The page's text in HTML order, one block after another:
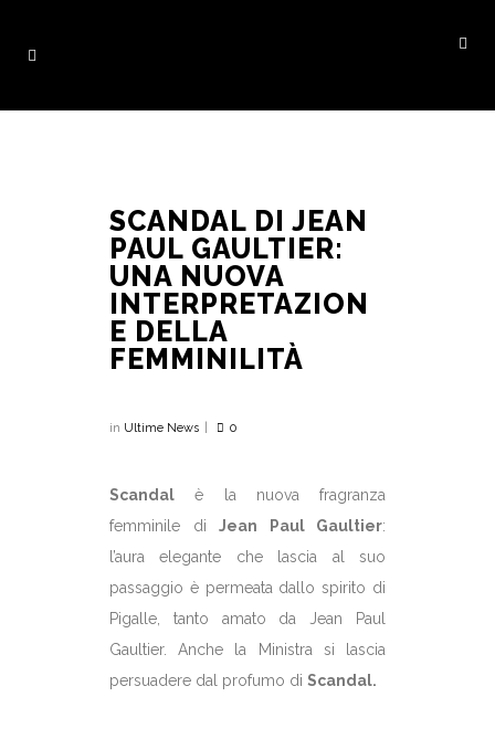
SCANDAL DI JEAN
PAUL GAULTIER:
UNA NUOVA
INTERPRETAZION
E DELLA
FEMMINILITÀ
in Ultime News 0
Scandal è la nuova fragranza
femminile di Jean Paul Gaultier:
l’aura elegante che lascia al suo
passaggio è permeata dallo spirito di
Pigalle, tanto amato da Jean Paul
Gaultier. Anche la Ministra si lascia
persuadere dal profumo di Scandal.